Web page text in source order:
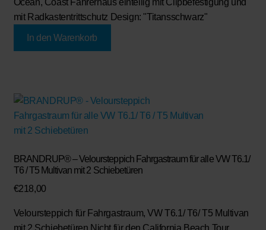
Ocean, Coast Fahrerhaus einteilig mit Clipbefestigung und
mit Radkastentrittschutz Design: "Titansschwarz"
In den Warenkorb
BRANDRUP® – Veloursteppich Fahrgastraum für alle VW T6.1/
T6 / T5 Multivan mit 2 Schiebetüren
€218,00
Veloursteppich für Fahrgastraum, VW T6.1/ T6/ T5 Multivan
mit 2 Schiebetüren Nicht für den California Beach Tour